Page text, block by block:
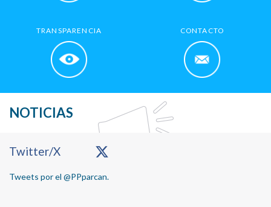
TRANSPARENCIA CONTACTO
NOTICIAS
Primary
Twitter/X
Tweets por el @PPparcan.